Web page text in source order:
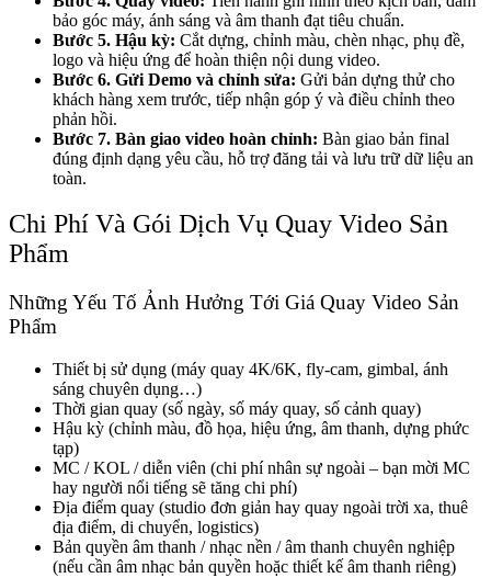
bảo góc máy, ánh sáng và âm thanh đạt tiêu chuẩn.
Bước 5. Hậu kỳ: Cắt dựng, chỉnh màu, chèn nhạc, phụ đề,
logo và hiệu ứng để hoàn thiện nội dung video.
Bước 6. Gửi Demo và chỉnh sửa: Gửi bản dựng thử cho
khách hàng xem trước, tiếp nhận góp ý và điều chỉnh theo
phản hồi.
Bước 7. Bàn giao video hoàn chỉnh: Bàn giao bản final
đúng định dạng yêu cầu, hỗ trợ đăng tải và lưu trữ dữ liệu an
toàn.
Chi Phí Và Gói Dịch Vụ Quay Video Sản
Phẩm
Những Yếu Tố Ảnh Hưởng Tới Giá Quay Video Sản
Phẩm
Thiết bị sử dụng (máy quay 4K/6K, fly-cam, gimbal, ánh
sáng chuyên dụng…)
Thời gian quay (số ngày, số máy quay, số cảnh quay)
Hậu kỳ (chỉnh màu, đồ họa, hiệu ứng, âm thanh, dựng phức
tạp)
MC / KOL / diễn viên (chi phí nhân sự ngoài – bạn mời MC
hay người nổi tiếng sẽ tăng chi phí)
Địa điểm quay (studio đơn giản hay quay ngoài trời xa, thuê
địa điểm, di chuyển, logistics)
Bản quyền âm thanh / nhạc nền / âm thanh chuyên nghiệp
(nếu cần âm nhạc bản quyền hoặc thiết kế âm thanh riêng)